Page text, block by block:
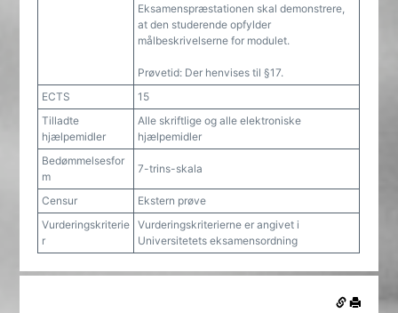
Eksamenspræstationen skal demonstrere,
at den studerende opfylder
målbeskrivelserne for modulet.
Prøvetid: Der henvises til §17.
ECTS
15
Tilladte
hjælpemidler
Alle skriftlige og alle elektroniske
hjælpemidler
Bedømmelsesfor
m
7-trins-skala
Censur
Ekstern prøve
Vurderingskriterie
r
Vurderingskriterierne er angivet i
Universitetets eksamensordning